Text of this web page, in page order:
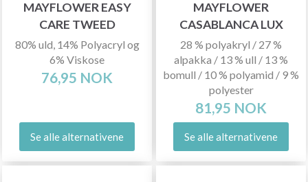
MAYFLOWER EASY
CARE TWEED
80% uld, 14% Polyacryl og
6% Viskose
76,95 NOK
Se alle alternativene
MAYFLOWER
CASABLANCA LUX
28 % polyakryl / 27 %
alpakka / 13 % ull / 13 %
bomull / 10 % polyamid / 9 %
polyester
81,95 NOK
Se alle alternativene